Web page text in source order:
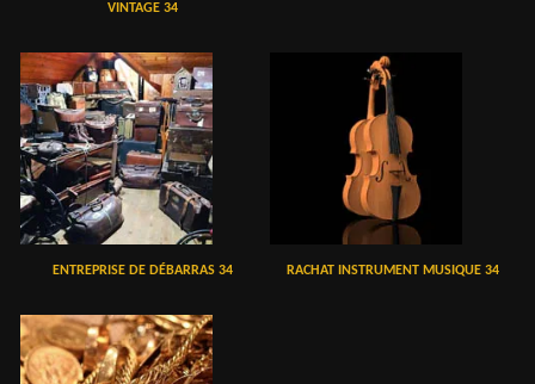
VINTAGE 34
ENTREPRISE DE DÉBARRAS 34 RACHAT INSTRUMENT MUSIQUE 34